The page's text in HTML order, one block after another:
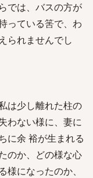
では、バスの方が
っている筈で、わ
られませんでし
は少し離れた柱の
わない様に、妻に
に余 裕が生まれる
のか、どの様な心
になったのか、